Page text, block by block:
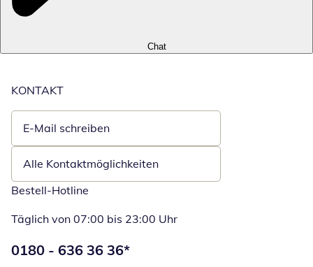
Chat
KONTAKT
E-Mail schreiben
Öffnet E-Mail-Client
Alle Kontaktmöglichkeiten
Bestell-Hotline
Täglich von 07:00 bis 23:00 Uhr
Telefonnummer:
0180 - 636 36 36*